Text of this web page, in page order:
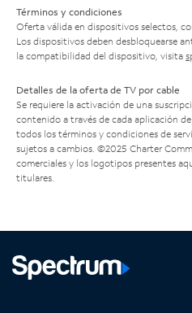
Términos y condiciones
Oferta válida en dispositivos selectos,
Los dispositivos deben desbloquearse
la compatibilidad del dispositivo, visita
Detalles de la oferta de TV por cable
Se requiere la activación de una
contenido a través de cada aplicación
todos los términos y condiciones de
sujetos a cambios. ©2025 Charter
comerciales y los logotipos presentes
titulares.